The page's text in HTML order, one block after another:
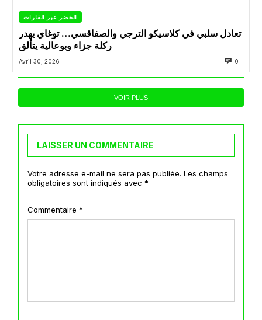
الخضر عبر القارات
تعادل سلبي في كلاسيكو الترجي والصفاقسي… توغاي يهدر
ركلة جزاء وبوعالية يتألق
Avril 30, 2026 0
VOIR PLUS
LAISSER UN COMMENTAIRE
Votre adresse e-mail ne sera pas publiée. Les champs
obligatoires sont indiqués avec *
Commentaire *